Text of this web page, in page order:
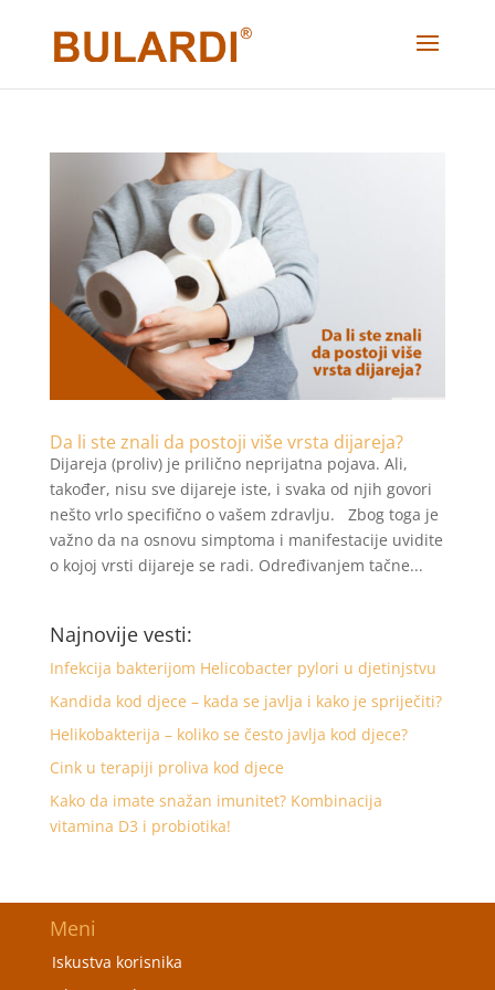
Da li ste znali da postoji više vrsta dijareja?
Dijareja (proliv) je prilično neprijatna pojava. Ali,
također, nisu sve dijareje iste, i svaka od njih govori
nešto vrlo specifično o vašem zdravlju. Zbog toga je
važno da na osnovu simptoma i manifestacije uvidite
o kojoj vrsti dijareje se radi. Određivanjem tačne...
Najnovije vesti:
Infekcija bakterijom Helicobacter pylori u djetinjstvu
Kandida kod djece – kada se javlja i kako je spriječiti?
Helikobakterija – koliko se često javlja kod djece?
Cink u terapiji proliva kod djece
Kako da imate snažan imunitet? Kombinacija
vitamina D3 i probiotika!
Meni
Iskustva korisnika